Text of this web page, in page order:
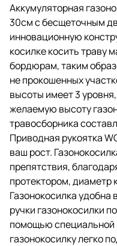
Аккумуляторная
30см с бесщеточным
инновационную
косилке косить траву
бордюрам, таким
не прокошенных
высоты имеет 3
желаемую высоту
травосборника
Приводная рукоятка
ваш рост.
препятствия,
протектором, диаметр
Газонокосилка удобна
ручки газонокосилки
помощью специальной
газонокосилку легко